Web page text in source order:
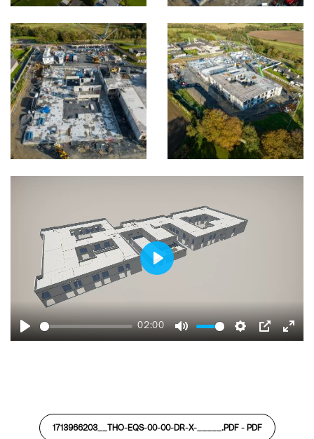
Play
02:00
Mute Settings
PIP
Enter
Play
1713966203__THO-EQS-00-00-DR-X-_____.PDF - PDF